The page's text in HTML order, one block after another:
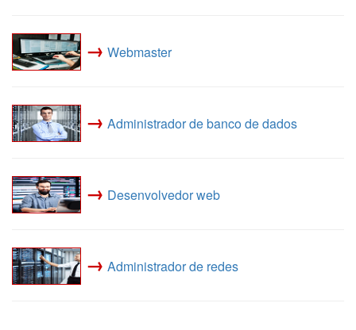
→ Webmaster
→ Administrador de banco de dados
→ Desenvolvedor web
→ Administrador de redes